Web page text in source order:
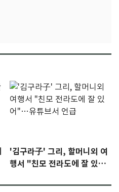
'김구라子' 그리, 할머니외 여
행서 "친모 전라도에 잘 있